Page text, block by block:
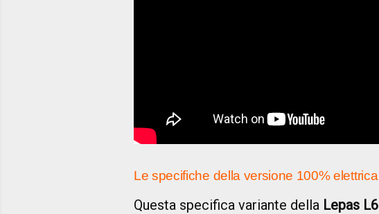
Le specifiche della versione 100% elettrica
Questa specifica variante della Lepas L6